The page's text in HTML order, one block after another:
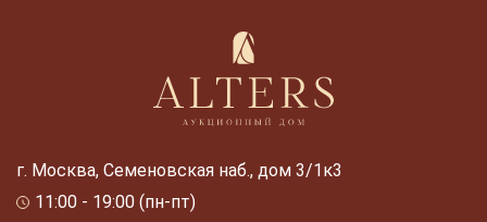
г. Москва, Семеновская наб., дом 3/1к3
11:00 - 19:00 (пн-пт)